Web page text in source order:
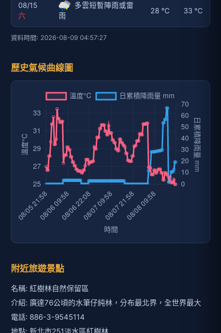
08/15
六
多雲短暫陣雨或雷
雨
28 ℃ 33 ℃
資料時間: 2026-08-09 04:57:27
歷史氣候曲線圖
附近旅遊景點
名稱: 紅樹林自然保留區
介紹: 廣達76公頃的水筆仔純林，分布最北界，全世界最大
電話: 886-3-9545114
地點: 新北市251淡水區紅樹林